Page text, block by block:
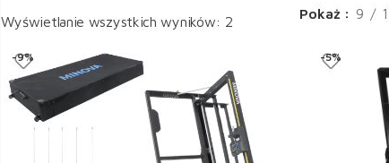
Wyświetlanie wszystkich wyników: 2 Pokaż 9
-9% -5%